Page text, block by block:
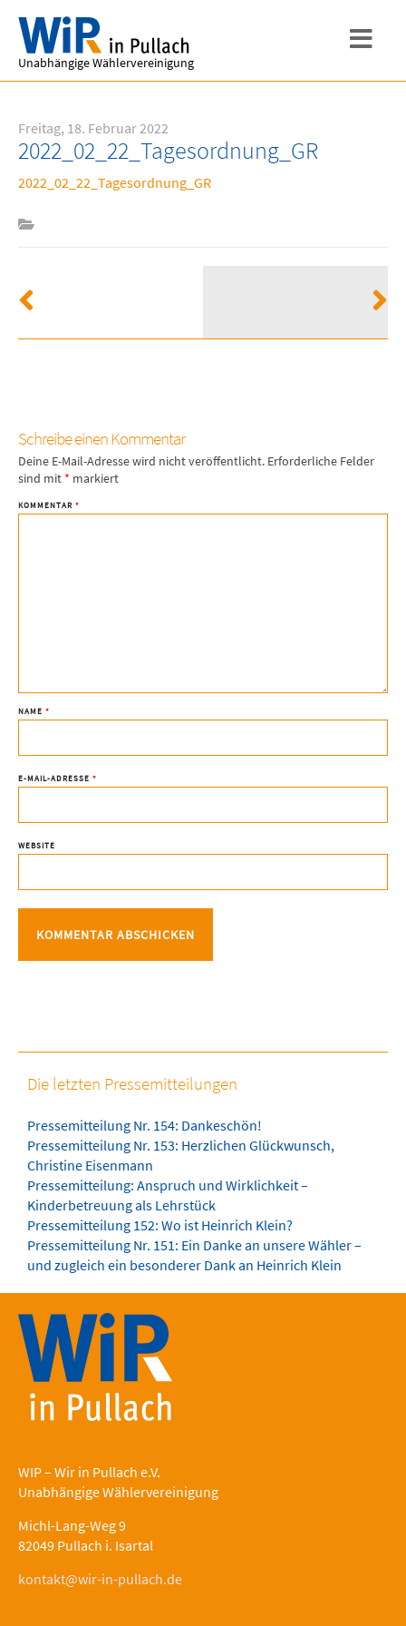
Unabhängige Wählervereinigung
Freitag, 18. Februar 2022
2022_02_22_Tagesordnung_GR
2022_02_22_Tagesordnung_GR
Schreibe einen Kommentar
Deine E-Mail-Adresse wird nicht veröffentlicht. Erforderliche Felder
sind mit * markiert
KOMMENTAR *
NAME *
E-MAIL-ADRESSE *
WEBSITE
Die letzten Pressemitteilungen
Pressemitteilung Nr. 154: Dankeschön!
Pressemitteilung Nr. 153: Herzlichen Glückwunsch,
Christine Eisenmann
Pressemitteilung: Anspruch und Wirklichkeit –
Kinderbetreuung als Lehrstück
Pressemitteilung 152: Wo ist Heinrich Klein?
Pressemitteilung Nr. 151: Ein Danke an unsere Wähler –
und zugleich ein besonderer Dank an Heinrich Klein
WIP – Wir in Pullach e.V.
Unabhängige Wählervereinigung
Michl-Lang-Weg 9
82049 Pullach i. Isartal
kontakt@wir-in-pullach.de